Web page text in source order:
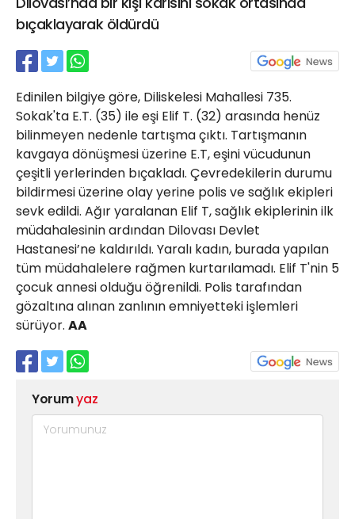
bıçaklayarak öldürdü
Edinilen bilgiye göre, Diliskelesi Mahallesi 735.
Sokak'ta E.T. (35) ile eşi Elif T. (32) arasında henüz
bilinmeyen nedenle tartışma çıktı. Tartışmanın
kavgaya dönüşmesi üzerine E.T, eşini vücudunun
çeşitli yerlerinden bıçakladı. Çevredekilerin durumu
bildirmesi üzerine olay yerine polis ve sağlık ekipleri
sevk edildi. Ağır yaralanan Elif T, sağlık ekiplerinin ilk
müdahalesinin ardından Dilovası Devlet
Hastanesi’ne kaldırıldı. Yaralı kadın, burada yapılan
tüm müdahalelere rağmen kurtarılamadı. Elif T'nin 5
çocuk annesi olduğu öğrenildi. Polis tarafından
gözaltına alınan zanlının emniyetteki işlemleri
sürüyor. AA
Yorumyaz
21 Gölcük
haber@golcukpostasi.com